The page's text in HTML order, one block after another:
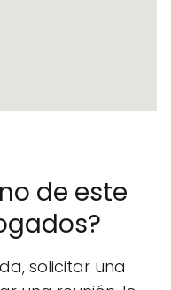
de este
solicitar una